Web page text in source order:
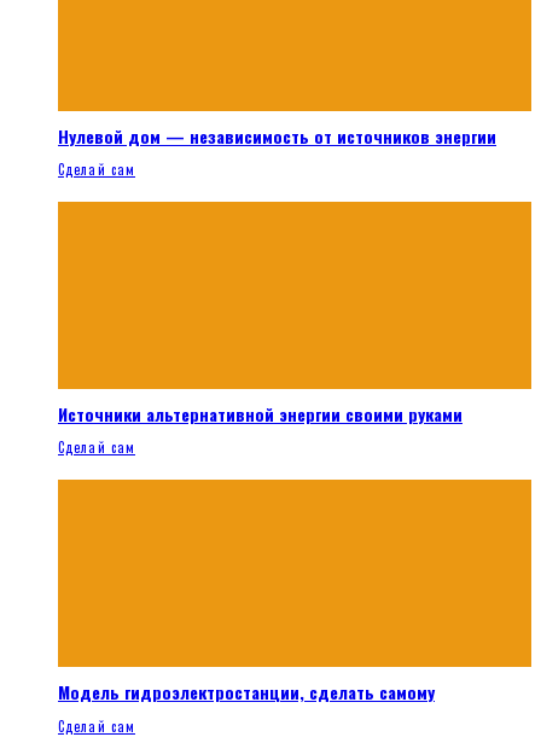
Нулевой дом — независимость от источников энергии
Сделай сам
Источники альтернативной энергии своими руками
Сделай сам
Модель гидроэлектростанции, сделать самому
Сделай сам